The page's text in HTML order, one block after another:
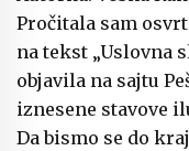
Pročitala sam
na tekst „Uslovna
objavila na sajtu
iznesene stavove
Da bismo se do